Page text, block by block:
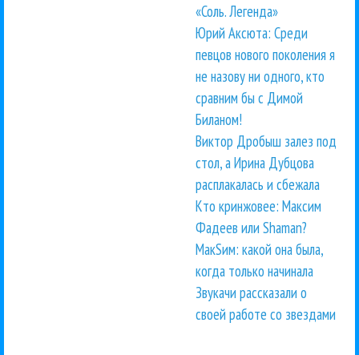
«Соль. Легенда»
Юрий Аксюта: Среди
певцов нового поколения я
не назову ни одного, кто
сравним бы с Димой
Биланом!
Виктор Дробыш залез под
стол, а Ирина Дубцова
расплакалась и сбежала
Кто кринжовее: Максим
Фадеев или Shaman?
МакSим: какой она была,
когда только начинала
Звукачи рассказали о
своей работе со звездами